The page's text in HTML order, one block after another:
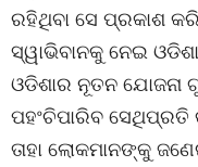
ରହିଥିବା ସେ ପ୍ରକାଶ
ସ୍ୱାଭିବାନକୁ ନେଇ
ଓଡିଶାର ନୂତନ
ପହଂଚିପାରିବ
ତାହା ଲୋକମାନଙ୍କୁ